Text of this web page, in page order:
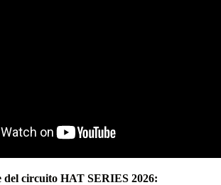
del circuito HAT SERIES 2026: